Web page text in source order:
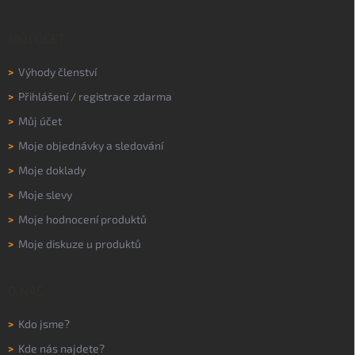
> Výhody členství
> Přihlášení/ registrace zdarma
> Můj účet
> Moje objednávky a sledování
> Moje doklady
> Moje slevy
> Moje hodnocení produktů
> Moje diskuze u produktů
> Kdo jsme?
> Kde nás najdete?